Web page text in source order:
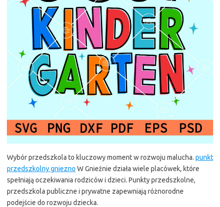
Wybór przedszkola to kluczowy moment w rozwoju malucha. punkt
przedszkolny gniezno W Gnieźnie działa wiele placówek, które
spełniają oczekiwania rodziców i dzieci. Punkty przedszkolne,
przedszkola publiczne i prywatne zapewniają różnorodne
podejście do rozwoju dziecka.